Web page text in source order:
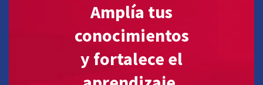
Amplía tus
conocimientos
y fortalece el